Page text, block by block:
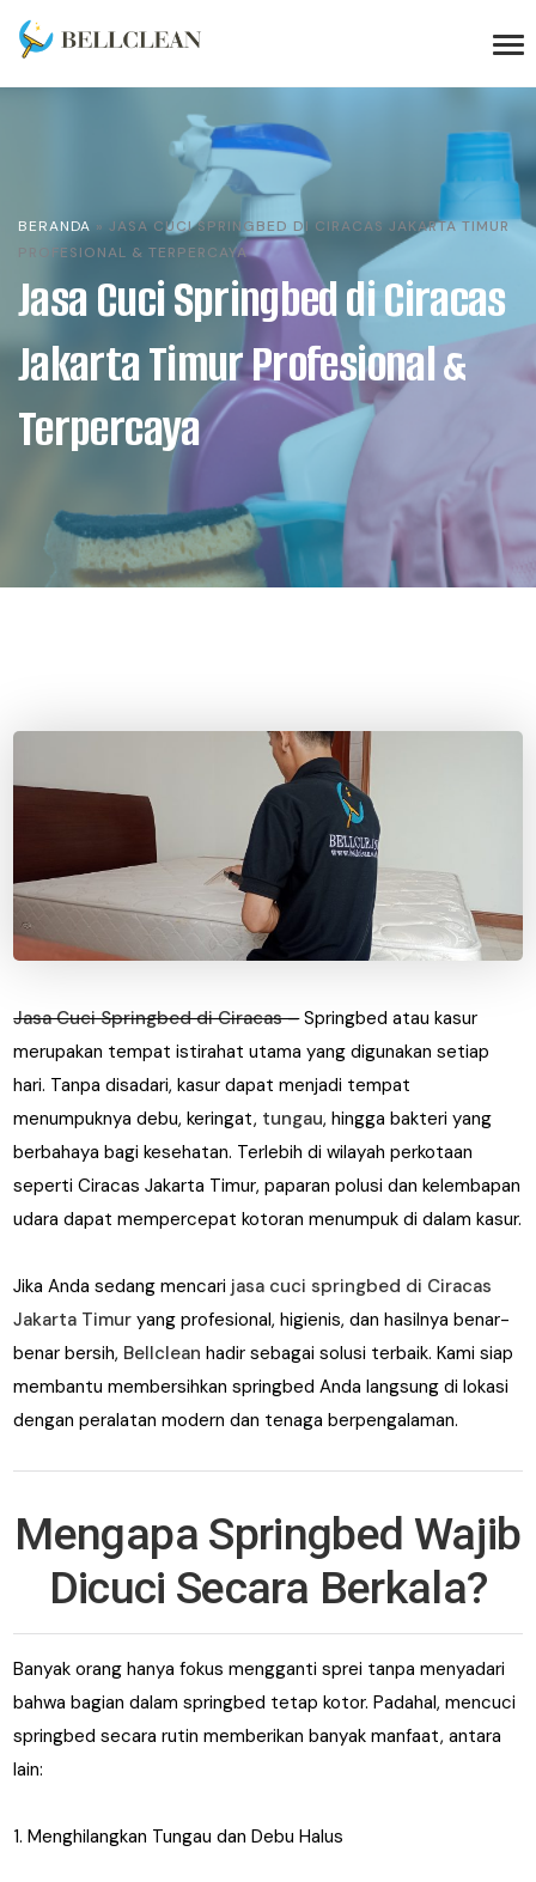
BERANDA » JASA CUCI SPRINGBED DI CIRACAS JAKARTA TIMUR
PROFESIONAL & TERPERCAYA
Jasa Cuci Springbed di Ciracas
Jakarta Timur Profesional &
Terpercaya
Jasa Cuci Springbed di Ciracas –Springbed atau kasur
merupakan tempat istirahat utama yang digunakan setiap
hari. Tanpa disadari, kasur dapat menjadi tempat
menumpuknya debu, keringat, tungau, hingga bakteri yang
berbahaya bagi kesehatan. Terlebih di wilayah perkotaan
seperti Ciracas Jakarta Timur, paparan polusi dan kelembapan
udara dapat mempercepat kotoran menumpuk di dalam kasur.
Jika Anda sedang mencari jasa cuci springbed di Ciracas
Jakarta Timur yang profesional, higienis, dan hasilnya benar-
benar bersih, Bellclean hadir sebagai solusi terbaik. Kami siap
membantu membersihkan springbed Anda langsung di lokasi
dengan peralatan modern dan tenaga berpengalaman.
Mengapa Springbed Wajib
Dicuci Secara Berkala?
Banyak orang hanya fokus mengganti sprei tanpa menyadari
bahwa bagian dalam springbed tetap kotor. Padahal, mencuci
springbed secara rutin memberikan banyak manfaat, antara
lain:
1. Menghilangkan Tungau dan Debu Halus